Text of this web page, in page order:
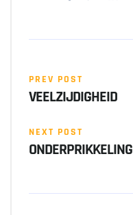
PREV POST
VEELZIJDIGHEID
NEXT POST
ONDERPRIKKELING